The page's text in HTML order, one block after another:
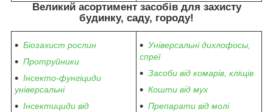
Великий асортимент засобів для захисту
будинку, саду, городу!
Біозахист рослин
Протруйники
Інсекто-фунгіциди
універсальні
Інсектициди від
Універсальні дихлофосы,
спреї
Засоби від комарів, кліщів
Кошти від мух
Препарати від молі